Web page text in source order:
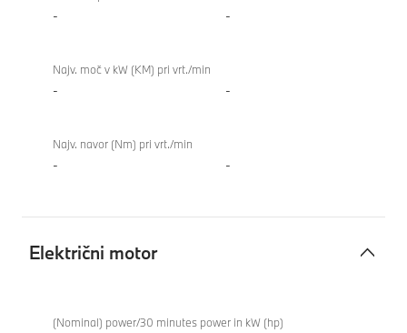
- -
Najv. moč v kW (KM) pri vrt./min
- -
Najv. navor (Nm) pri vrt./min
- -
Električni motor
motor(Nominal) power/30 minutes power in kW (hp)